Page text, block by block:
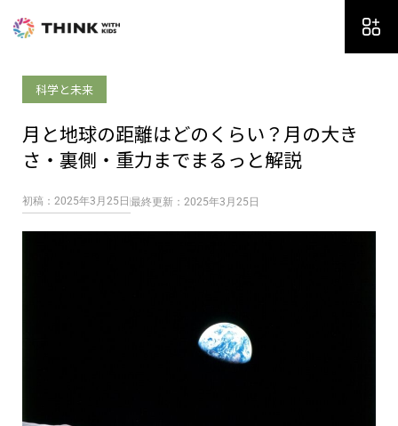
科学と未来
月と地球の距離はどのくらい？月の大き
さ・裏側・重力までまるっと解説
初稿：2025年3月25日 最終更新：2025年3月25日